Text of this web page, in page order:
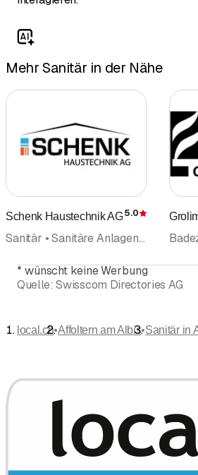
Mehr Sanitär in der Nähe
Schenk Haustechnik AG5.0
Sanitär • Sanitäre Anlagen und Installationen • Heizungen
* wünscht keine Werbung
Quelle: Swisscom Directories AG
local.ch•Affoltern am Albis•Sanitär in